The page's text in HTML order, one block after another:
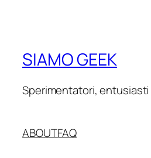
SIAMO GEEK
Sperimentatori,
ABOUTFAQ